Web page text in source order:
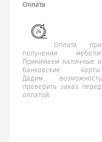
Оплата
Оплата при
получении мебели!
Принимаем наличные и
банковские карты.
Дадим возможность
проверить заказ перед
оплатой.